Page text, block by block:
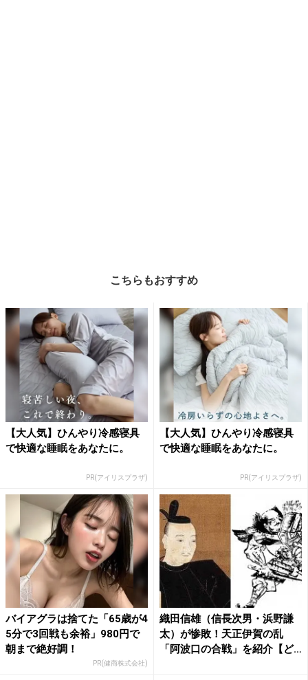
こちらもおすすめ
【大人気】ひんやり冷感寝具
で快適な睡眠をあなたに。
PR(アイリスプラザ)
【大人気】ひんやり冷感寝具
で快適な睡眠をあなたに。
PR(アイリスプラザ)
バイアグラは捨てた「65歳が4
5分で3回戦も余裕」980円で
朝まで絶好調！
PR(健商株式会社)
織田信雄（信長次男・浜野謙
太）が惨敗！天正伊賀の乱
「阿波口の合戦」を紹介【ど